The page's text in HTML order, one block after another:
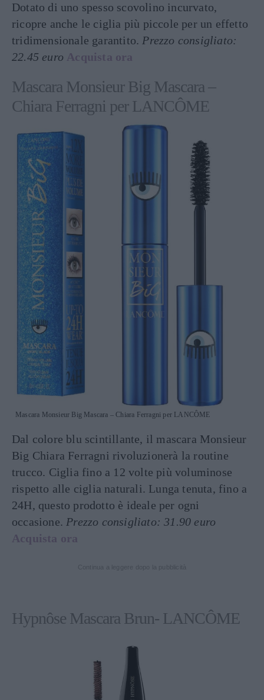
Dotato di uno spesso scovolino incurvato,
ricopre anche le ciglia più piccole per un effetto
tridimensionale garantito. Prezzo consigliato:
22.45 euro Acquista ora
Mascara Monsieur Big Mascara –
Chiara Ferragni per LANCÔME
Mascara Monsieur Big Mascara – Chiara Ferragni per LANCÔME
Dal colore blu scintillante, il mascara Monsieur
Big Chiara Ferragni rivoluzionerà la routine
trucco. Ciglia fino a 12 volte più voluminose
rispetto alle ciglia naturali. Lunga tenuta, fino a
24H, questo prodotto è ideale per ogni
occasione. Prezzo consigliato: 31.90 euro
Acquista ora
Hypnôse Mascara Brun- LANCÔME